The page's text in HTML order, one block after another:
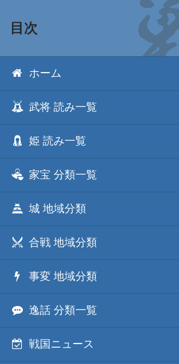
目次
ホーム
武将 読み一覧
姫 読み一覧
家宝 分類一覧
城 地域分類
合戦 地域分類
事変 地域分類
逸話 分類一覧
戦国ニュース